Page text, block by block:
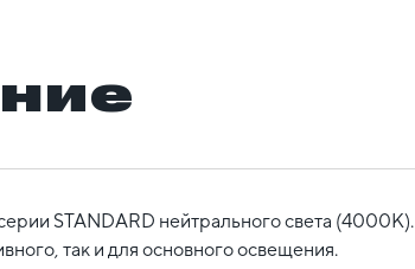
STANDARD нейтрального света (4000К).
так и для основного освещения.